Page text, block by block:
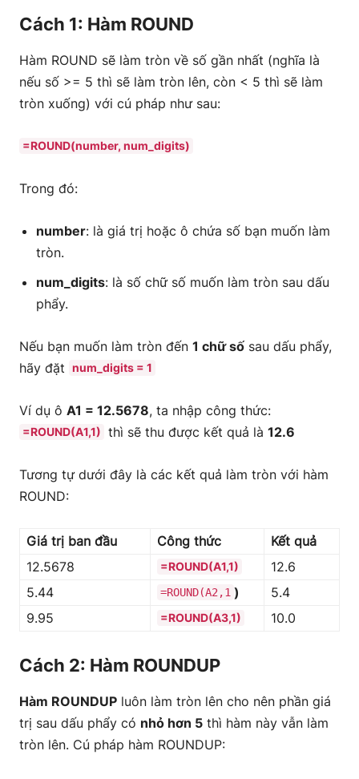
Cách 1: Hàm ROUND
Hàm ROUND sẽ làm tròn về số gần nhất (nghĩa là
nếu số >= 5 thì sẽ làm tròn lên, còn < 5 thì sẽ làm
tròn xuống) với cú pháp như sau:
=ROUND(number, num_digits)
Trong đó:
number: là giá trị hoặc ô chứa số bạn muốn làm
tròn.
num_digits: là số chữ số muốn làm tròn sau dấu
phẩy.
Nếu bạn muốn làm tròn đến 1 chữ sốsau dấu phẩy,
hãy đặt num_digits = 1
Ví dụ ô A1 = 12.5678, ta nhập công thức:
=ROUND(A1,1) thì sẽ thu được kết quả là 12.6
Tương tự dưới đây là các kết quả làm tròn với hàm
ROUND:
Giá trị ban đầu Công thức
Kết quả
12.5678
=ROUND(A1,1)
12.6
5.44
=ROUND(A2,1 )
5.4
9.95
=ROUND(A3,1) 10.0
Cách 2: Hàm ROUNDUP
Hàm ROUNDUP luôn làm tròn lên cho nên phần giá
trị sau dấu phẩy có nhỏ hơn 5 thì hàm này vẫn làm
tròn lên. Cú pháp hàm ROUNDUP: